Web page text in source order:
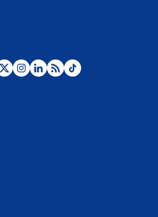
"No hubo fraude ni posibilidad de